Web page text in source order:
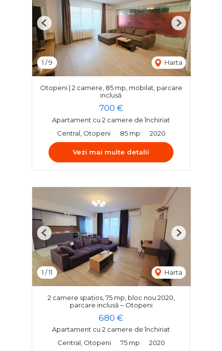
1 /9 Harta
Previous Next
Otopeni | 2 camere, 85 mp, mobilat, parcare
inclusă
700 €
Apartament cu 2 camere de închiriat
Central, Otopeni
85 mp 2020
Vezi mai multe detalii
1 /11 Harta
Previous Next
2 camere spațios, 75 mp, bloc nou 2020,
parcare inclusă – Otopeni
680 €
Apartament cu 2 camere de închiriat
Central, Otopeni
75 mp 2020